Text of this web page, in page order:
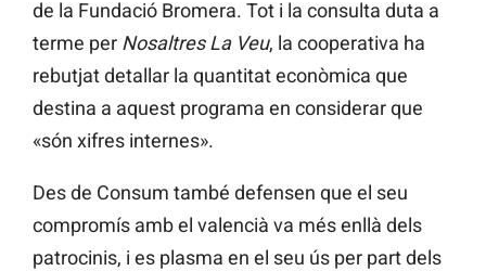
de la Fundació Bromera. Tot i la consulta duta a
terme per Nosaltres La Veu, la cooperativa ha
rebutjat detallar la quantitat econòmica que
destina a aquest programa en considerar que
«són xifres internes».
Des de Consum també defensen que el seu
compromís amb el valencià va més enllà dels
patrocinis, i es plasma en el seu ús per part dels